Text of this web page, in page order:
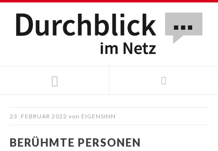
23. FEBRUAR 2022 von EIGENSINN
BERÜHMTE PERSONEN